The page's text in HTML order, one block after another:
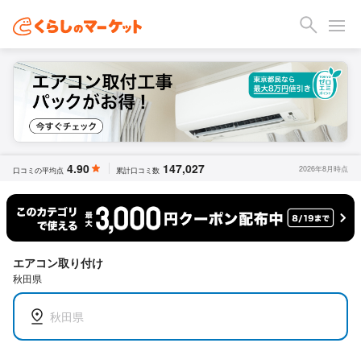
口コミの平均点 4.90 累計口コミ数 147,027 2026年8月時点
エアコン取り付け
秋田県
秋田県